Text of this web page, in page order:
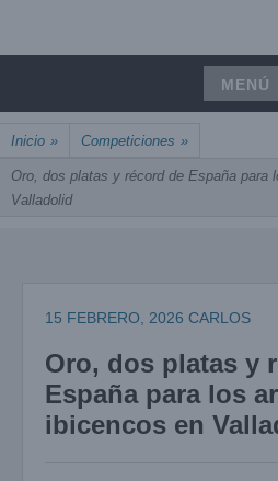
ARCOIBIZA
MENÚ
Saltar
al
contenido
Inicio » Competiciones »
Oro, dos platas y récord de España para
Valladolid
15 FEBRERO, 2026 CARLOS
Oro, dos platas y
España para los
ibicencos en